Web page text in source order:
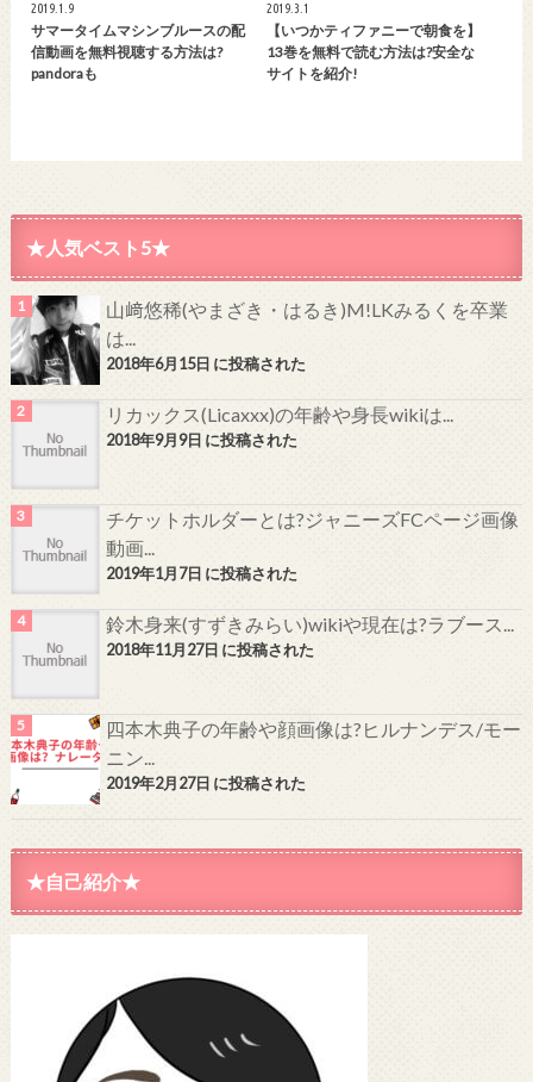
2019.1.9
サマータイムマシンブルースの配
信動画を無料視聴する方法は?
pandoraも
2019.3.1
【いつかティファニーで朝食を】
13巻を無料で読む方法は?安全な
サイトを紹介!
★人気ベスト5★
山﨑悠稀(やまざき・はるき)M!LKみるくを卒業
は...
2018年6月15日 に投稿された
リカックス(Licaxxx)の年齢や身長wikiは...
2018年9月9日 に投稿された
チケットホルダーとは?ジャニーズFCページ画像
動画...
2019年1月7日 に投稿された
鈴木身来(すずきみらい)wikiや現在は?ラブース...
2018年11月27日 に投稿された
四本木典子の年齢や顔画像は?ヒルナンデス/モー
ニン...
2019年2月27日 に投稿された
★自己紹介★